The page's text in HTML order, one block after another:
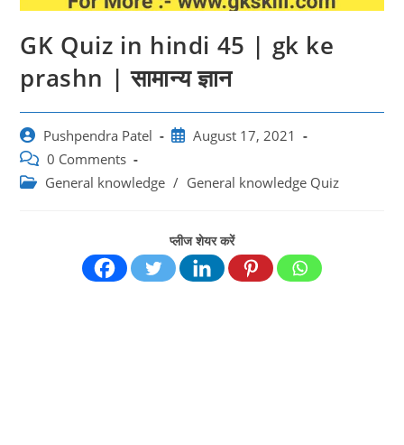
GK Quiz in hindi 45 | gk ke
prashn | सामान्य ज्ञान
Post
author:
Pushpendra Patel
PostAugust 17, 2021
Post
comments:
0 Comments
Post General knowledge / General knowledge Quiz
प्लीज शेयर करें